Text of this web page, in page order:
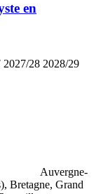
en
2027/28 2028/29
Auvergne-
Bretagne, Grand